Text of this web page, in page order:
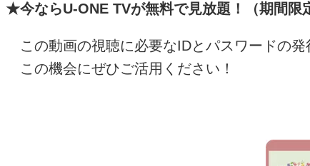
★今ならU-ONE TVが無料で見放題！（期間限
この動画の視聴に必要なIDとパスワードの
この機会にぜひご活用ください！